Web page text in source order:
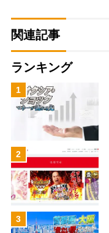
関連記事
ランキング
1
2
3